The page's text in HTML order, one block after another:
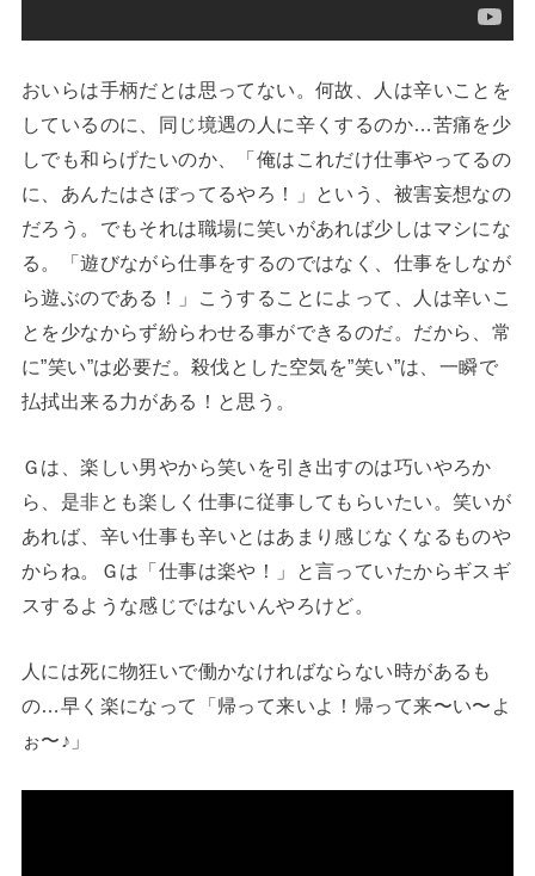
おいらは手柄だとは思ってない。何故、人は辛いことを
しているのに、同じ境遇の人に辛くするのか…苦痛を少
しでも和らげたいのか、「俺はこれだけ仕事やってるの
に、あんたはさぼってるやろ！」という、被害妄想なの
だろう。でもそれは職場に笑いがあれば少しはマシにな
る。「遊びながら仕事をするのではなく、仕事をしなが
ら遊ぶのである！」こうすることによって、人は辛いこ
とを少なからず紛らわせる事ができるのだ。だから、常
に”笑い”は必要だ。殺伐とした空気を”笑い”は、一瞬で
払拭出来る力がある！と思う。
Ｇは、楽しい男やから笑いを引き出すのは巧いやろか
ら、是非とも楽しく仕事に従事してもらいたい。笑いが
あれば、辛い仕事も辛いとはあまり感じなくなるものや
からね。Ｇは「仕事は楽や！」と言っていたからギスギ
スするような感じではないんやろけど。
人には死に物狂いで働かなければならない時があるも
の…早く楽になって「帰って来いよ！帰って来〜い〜よ
ぉ〜♪」